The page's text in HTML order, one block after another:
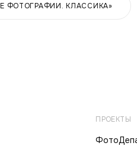
ФОТОГРАФИИ. КЛАССИКА»
ПРОЕКТЫ